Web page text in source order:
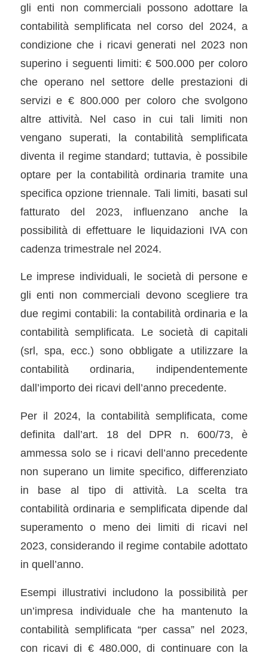
gli enti non commerciali possono adottare la
contabilità semplificata nel corso del 2024, a
condizione che i ricavi generati nel 2023 non
superino i seguenti limiti: € 500.000 per coloro
che operano nel settore delle prestazioni di
servizi e € 800.000 per coloro che svolgono
altre attività. Nel caso in cui tali limiti non
vengano superati, la contabilità semplificata
diventa il regime standard; tuttavia, è possibile
optare per la contabilità ordinaria tramite una
specifica opzione triennale. Tali limiti, basati sul
fatturato del 2023, influenzano anche la
possibilità di effettuare le liquidazioni IVA con
cadenza trimestrale nel 2024.
Le imprese individuali, le società di persone e
gli enti non commerciali devono scegliere tra
due regimi contabili: la contabilità ordinaria e la
contabilità semplificata. Le società di capitali
(srl, spa, ecc.) sono obbligate a utilizzare la
contabilità ordinaria, indipendentemente
dall’importo dei ricavi dell’anno precedente.
Per il 2024, la contabilità semplificata, come
definita dall’art. 18 del DPR n. 600/73, è
ammessa solo se i ricavi dell’anno precedente
non superano un limite specifico, differenziato
in base al tipo di attività. La scelta tra
contabilità ordinaria e semplificata dipende dal
superamento o meno dei limiti di ricavi nel
2023, considerando il regime contabile adottato
in quell’anno.
Esempi illustrativi includono la possibilità per
un’impresa individuale che ha mantenuto la
contabilità semplificata “per cassa” nel 2023,
con ricavi di € 480.000, di continuare con la